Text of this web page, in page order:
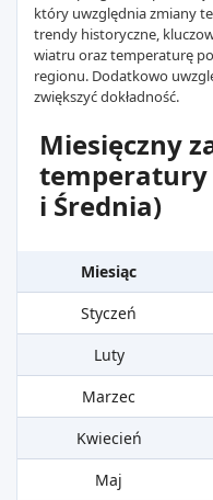
który uwzględnia zmiany
trendy historyczne,
wiatru oraz temperaturę
regionu. Dodatkowo
zwiększyć dokładność.
Miesięczny
temperatury
i Średnia)
Miesiąc
Styczeń
Luty
Marzec
Kwiecień
Maj